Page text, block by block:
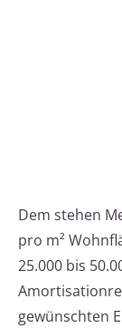
Dem stehen
pro m²
25.000 bis
gewünschten